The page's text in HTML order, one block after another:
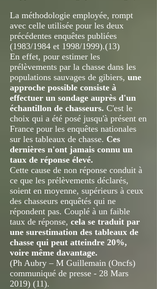
La méthodologie employée, rompt
avec celle utilisée pour les deux
précédentes enquêtes publiées
(1983/1984 et 1998/1999).(13)
En effet, pour estimer les
prélèvements par la chasse dans les
populations sauvages de gibiers, une
approche possible consiste à
effectuer un sondage auprès d'un
échantillon de chasseurs. C'est le
choix qui a été posé jusqu'à présent en
France pour les enquêtes nationales
sur les tableaux de chasse. Ces
dernières n'ont jamais connu un
taux de réponse élevé.
Cette cause de non réponse conduit à
ce que les prélèvements déclarés,
soient en moyenne, supérieurs à ceux
des chasseurs enquêtés qui ne
répondent pas. Couplé à un faible
taux de réponse, cela se traduit par
une surestimation des tableaux de
chasse qui peut atteindre 20%,
voire même davantage.
(Ph Aubry – M Guillemain (Oncfs)
communiqué de presse - 28 Mars
2019) (11).